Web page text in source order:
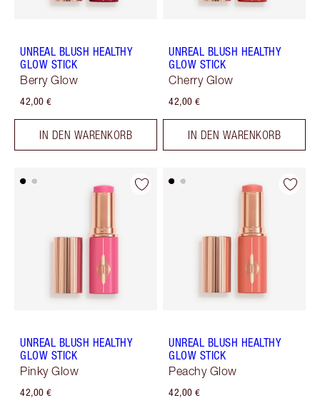
UNREAL BLUSH HEALTHY
GLOW STICK
Berry Glow
42,00 €
IN DEN WARENKORB
UNREAL BLUSH HEALTHY
GLOW STICK
Cherry Glow
42,00 €
IN DEN WARENKORB
UNREAL BLUSH HEALTHY
GLOW STICK
Pinky Glow
42,00 €
UNREAL BLUSH HEALTHY
GLOW STICK
Peachy Glow
42,00 €